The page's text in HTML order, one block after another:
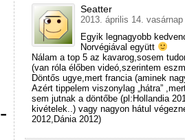
-
Seatter
2013. április 14.
Egyik legnagyobb
Norvégiával együtt
Nálam a top 5 az kavarog,sosem
(van róla élőben videó,szerintem
Döntős ugye,mert francia (aminek
Azért tippelem viszonylag „hátra”
sem jutnak a döntőbe (pl:Hollandia
kivételek..) vagy nagyon hátul
2012,Dánia 2012)